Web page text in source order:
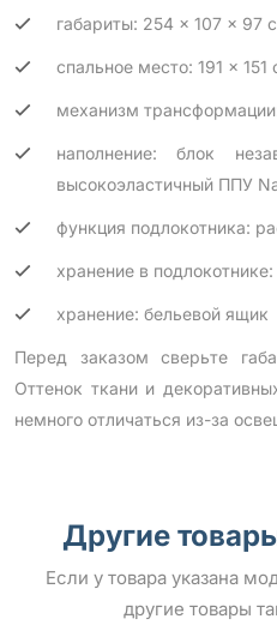
габариты: 254 × 107 × 97
спальное место: 191 × 151
механизм
наполнение: блок
высокоэластичный ППУ
функция подлокотника:
хранение в
хранение: бельевой ящик
Перед заказом сверьте
Оттенок ткани и
немного отличаться из-за
Другие
Если у товара указана
другие товары